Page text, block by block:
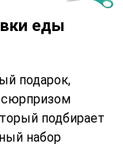
еды
подарок,
подбирает
набор